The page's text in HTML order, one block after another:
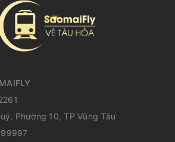
Phường 10, TP Vũng Tàu